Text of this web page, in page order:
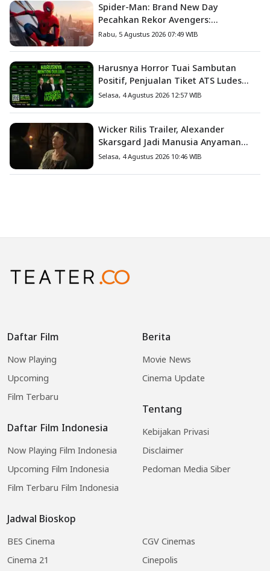
Spider-Man: Brand New Day
Pecahkan Rekor Avengers:
Endgame, Cetak Debut Box Office
Rabu, 5 Agustus 2026 07:49 WIB
Harusnya Horror Tuai Sambutan
Positif, Penjualan Tiket ATS Ludes
Terjual
Selasa, 4 Agustus 2026 12:57 WIB
Wicker Rilis Trailer, Alexander
Skarsgard Jadi Manusia Anyaman
Jerami dalam Romansa Paling
Selasa, 4 Agustus 2026 10:46 WIB
Daftar Film
Now Playing
Upcoming
Film Terbaru
Daftar Film Indonesia
Now Playing Film Indonesia
Upcoming Film Indonesia
Film Terbaru Film Indonesia
Jadwal Bioskop
BES Cinema
CGV Cinemas
Cinema 21
Cinepolis
Berita
Movie News
Cinema Update
Tentang
Kebijakan Privasi
Disclaimer
Pedoman Media Siber